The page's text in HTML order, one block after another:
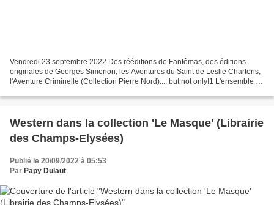
Vendredi 23 septembre 2022 Des rééditions de Fantômas, des éditions
originales de Georges Simenon, les Aventures du Saint de Leslie Charteris,
l'Aventure Criminelle (Collection Pierre Nord).... but not only!1 L'ensemble à
Western dans la collection 'Le Masque' (Librairie
des Champs-Elysées)
Publié le 20/09/2022 à 05:53
Par Papy Dulaut